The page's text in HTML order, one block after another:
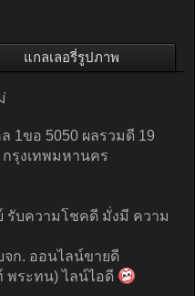
แกลเลอรี่รูปภาพ
1ขอ 5050 ผลรวมดี 19
กรุงเทพมหานคร
รับความโชคดี มั่งมี ความ
จก. ออนไลน์ขายดี
พระทน) ไลน์ไอดี